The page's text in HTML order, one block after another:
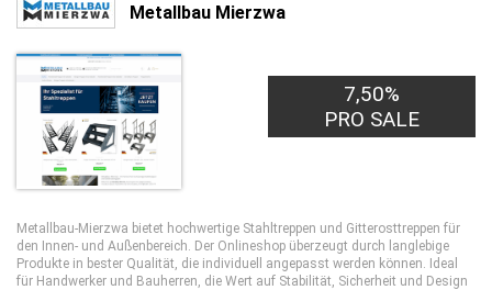
Metallbau Mierzwa
7,50%
PRO SALE
Metallbau-Mierzwa bietet hochwertige Stahltreppen und Gitterosttreppen für
den Innen- und Außenbereich. Der Onlineshop überzeugt durch langlebige
Produkte in bester Qualität, die individuell angepasst werden können. Ideal
für Handwerker und Bauherren, die Wert auf Stabilität, Sicherheit und Design